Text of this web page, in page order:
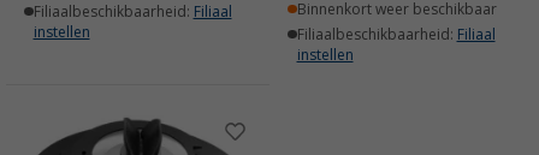
Filiaalbeschikbaarheid: Filiaal
instellen
Binnenkort weer beschikbaar
Filiaalbeschikbaarheid: Filiaal
instellen